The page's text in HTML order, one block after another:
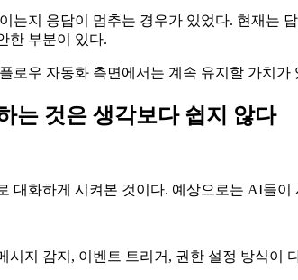
는지 응답이 멈추는 경우가 있었다. 현재는
한 부분이 있다.
로우 자동화 측면에서는 계속 유지할 가치가
는 것은 생각보다 쉽지 않다
대화하게 시켜본 것이다. 예상으로는 AI들
시지 감지, 이벤트 트리거, 권한 설정 방식